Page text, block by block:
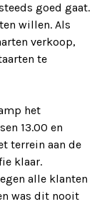
goed gaat.
willen. Als
verkoop,
te
het
13.00 en
terrein aan de
klaar.
alle klanten
was dit nooit